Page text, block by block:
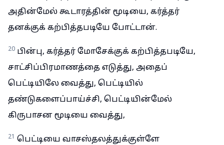
அதின்மேல் கூடாரத்தின் மூடியை, கர்த்தர்
தனக்குக் கற்பித்தபடியே போட்டான்.
20 பின்பு, கர்த்தர் மோசேக்குக் கற்பித்தபடியே,
சாட்சிப்பிரமாணத்தை எடுத்து, அதைப்
பெட்டியிலே வைத்து, பெட்டியில்
தண்டுகளைப்பாய்ச்சி, பெட்டியின்மேல்
கிருபாசன மூடியை வைத்து,
21 பெட்டியை வாசஸ்தலத்துக்குள்ளே